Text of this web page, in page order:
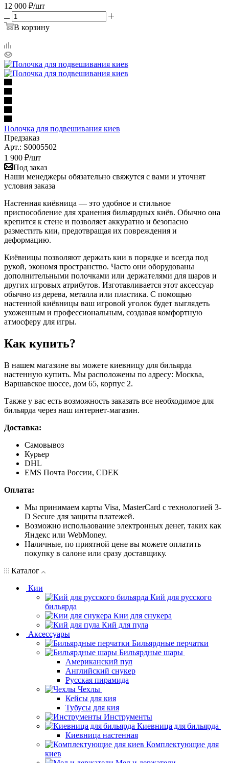
12 000 ₽/шт
В корзину
Полочка для подвешивания киев
Предзаказ
Арт.: S0005502
1 900 ₽/шт
Под заказ
Наши менеджеры обязательно свяжутся с вами и уточнят
условия заказа
Настенная киёвница — это удобное и стильное
приспособление для хранения бильярдных киёв. Обычно она
крепится к стене и позволяет аккуратно и безопасно
разместить кии, предотвращая их повреждения и
деформацию.
Киёвницы позволяют держать кии в порядке и всегда под
рукой, экономя пространство. Часто они оборудованы
дополнительными полочками или держателями для шаров и
других игровых атрибутов. Изготавливается этот аксессуар
обычно из дерева, металла или пластика. С помощью
настенной киёвницы ваш игровой уголок будет выглядеть
ухоженным и профессиональным, создавая комфортную
атмосферу для игры.
Как купить?
В нашем магазине вы можете киевницу для бильярда
настенную купить. Мы расположены по адресу: Москва,
Варшавское шоссе, дом 65, корпус 2.
Также у вас есть возможность заказать все необходимое для
бильярда через наш интернет-магазин.
Доставка:
Самовывоз
Курьер
DHL
EMS Почта России, CDEK
Оплата:
Мы принимаем карты Visa, MasterCard с технологией 3-
D Secure для защиты платежей.
Возможно использование электронных денег, таких как
Яндекс или WebMoney.
Наличные, по приятной цене вы можете оплатить
покупку в салоне или сразу доставщику.
Каталог
Кии
Кий для русского
бильярда
Кии для снукера
Кий для пула
Аксессуары
Бильярдные перчатки
Бильярдные шары
Американский пул
Английский снукер
Русская пирамида
Чехлы
Кейсы для кия
Тубусы для кия
Инструменты
Киевница для бильярда
Киевница настенная
Комплектующие для
киев